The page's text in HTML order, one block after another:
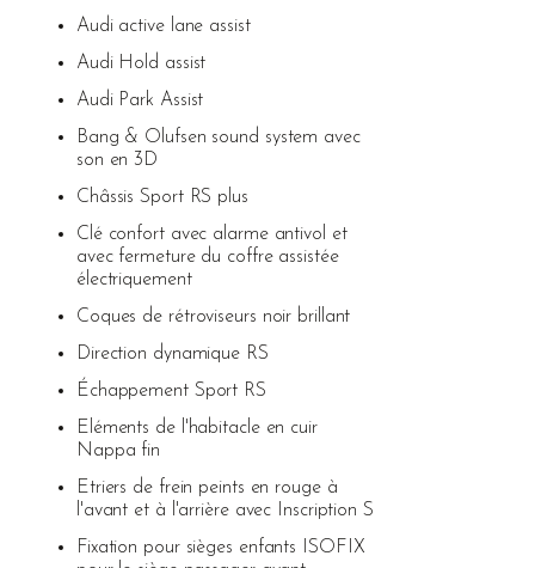
Audi active lane assist
Audi Hold assist
Audi Park Assist
Bang & Olufsen sound system avec
son en 3D
Châssis Sport RS plus
Clé confort avec alarme antivol et
avec fermeture du coffre assistée
électriquement
Coques de rétroviseurs noir brillant
Direction dynamique RS
Échappement Sport RS
Eléments de l'habitacle en cuir
Nappa fin
Etriers de frein peints en rouge à
l'avant et à l'arrière avec Inscription S
Fixation pour sièges enfants ISOFIX